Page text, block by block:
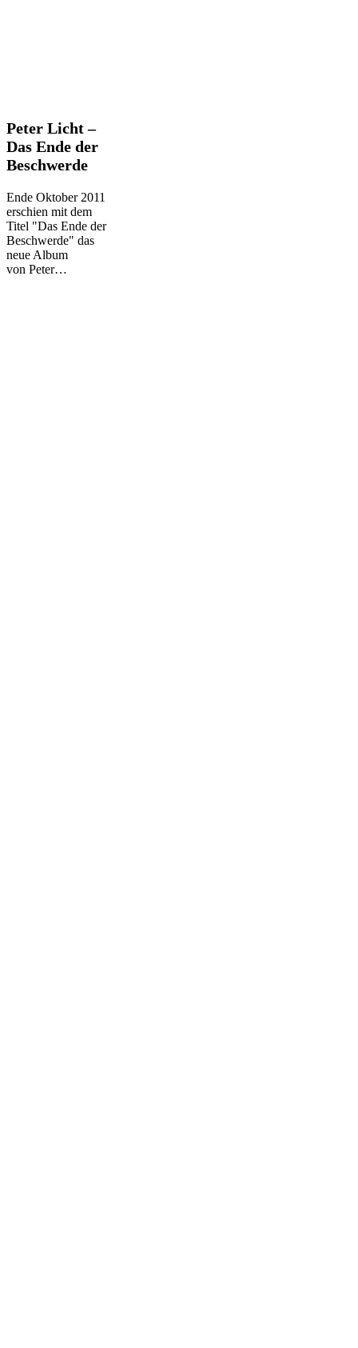
Peter
Licht
–
Das
der
Beschwerde
Peter Licht –
Das Ende der
Beschwerde
Ende Oktober 2011
erschien mit dem
Titel "Das Ende der
Beschwerde" das
neue Album
von Peter…